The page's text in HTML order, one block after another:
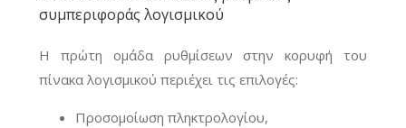
συμπεριφοράς λογισμικού
Η πρώτη ομάδα ρυθμίσεων στην κορυφή του
πίνακα λογισμικού περιέχει τις επιλογές:
Προσομοίωση πληκτρολογίου,